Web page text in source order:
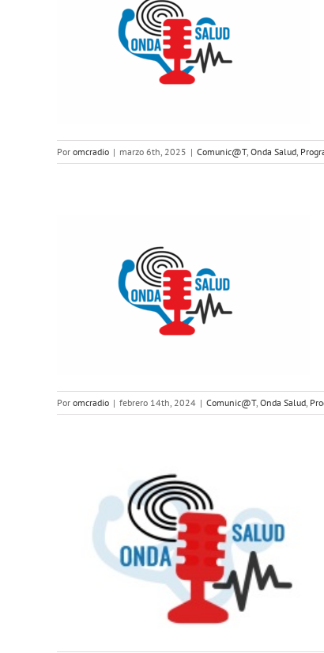
Por omcradio | marzo 6th, 2025 | Comunic@T, Onda Salud,
Por omcradio | febrero 14th, 2024 | Comunic@T, Onda Salud,